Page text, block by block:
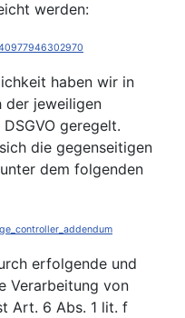
werden:
haben wir in
der jeweiligen
geregelt.
die gegenseitigen
dem folgenden
erfolgende und
Verarbeitung von
Art. 6 Abs. 1 lit. f